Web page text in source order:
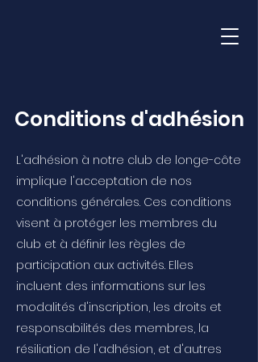
Conditions d'adhésion
L'adhésion à notre club de longe-côte
implique l'acceptation de nos
conditions générales. Ces conditions
visent à protéger les membres du
club et à définir les règles de
participation aux activités. Elles
incluent des informations sur les
modalités d'inscription, les droits et
responsabilités des membres, la
résiliation de l'adhésion, et d'autres